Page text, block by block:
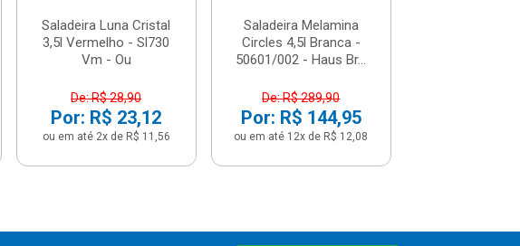
Saladeira Luna Cristal
3,5l Vermelho - Sl730
Vm - Ou
De: R$ 28,90
Por: R$ 23,12
ou em até 2x de R$ 11,56
Saladeira Melamina
Circles 4,5l Branca -
50601/002 - Haus Br...
De: R$ 289,90
Por: R$ 144,95
ou em até 12x de R$ 12,08